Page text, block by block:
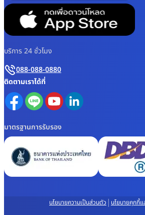
บริการ 24 ชั่วโมง
088-088-0880
ติดตามเราได้ที่
มาตรฐานการรับรอง
นโยบายความเป็นส่วนตัว | นโยบายคุกกี้